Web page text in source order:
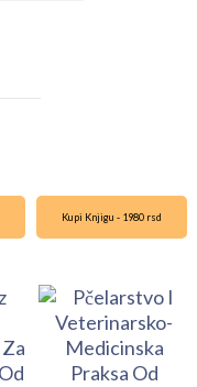
Kupi Knjigu - 1980 rsd